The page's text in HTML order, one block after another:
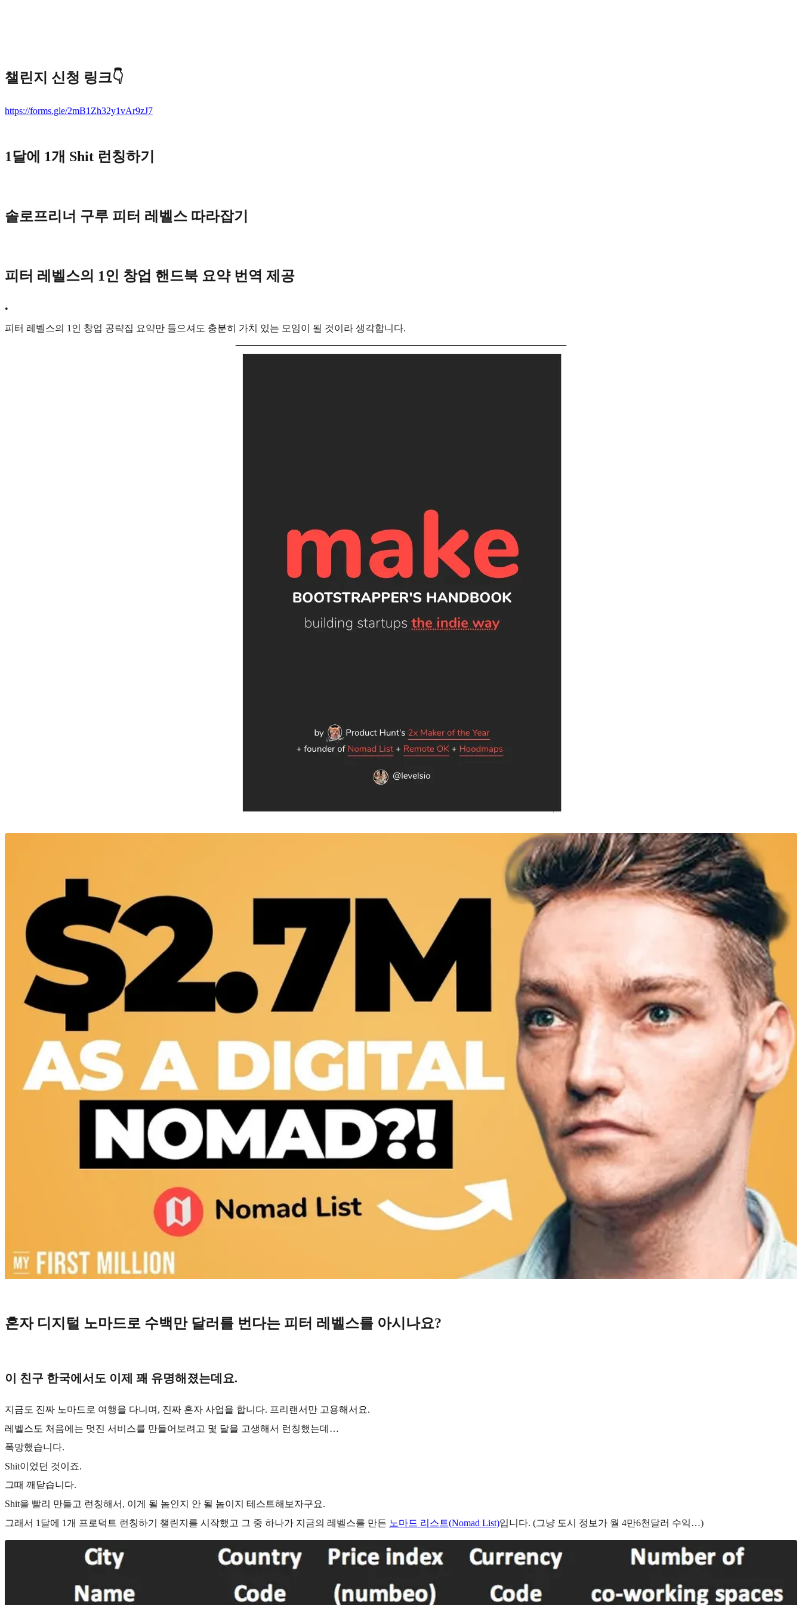
챌린지 신청 링크👇
https://forms.gle/2mB1Zh32y1vAr9zJ7
1달에 1개 Shit 런칭하기
솔로프리너 구루 피터 레벨스 따라잡기
피터 레벨스의 1인 창업 핸드북 요약 번역 제공
•
피터 레벨스의 1인 창업 공략집 요약만 들으셔도 충분히 가치 있는 모임이 될 것이라 생각합니다.
혼자 디지털 노마드로 수백만 달러를 번다는 피터 레벨스를 아시나요?
이 친구 한국에서도 이제 꽤 유명해졌는데요.
지금도 진짜 노마드로 여행을 다니며, 진짜 혼자 사업을 합니다. 프리랜서만 고용해서요.
레벨스도 처음에는 멋진 서비스를 만들어보려고 몇 달을 고생해서 런칭했는데…
폭망했습니다.
Shit이었던 것이죠.
그때 깨닫습니다.
Shit을 빨리 만들고 런칭해서, 이게 될 놈인지 안 될 놈이지 테스트해보자구요.
그래서 1달에 1개 프로덕트 런칭하기 챌린지를 시작했고 그 중 하나가 지금의 레벨스를 만든 노마드 리스트(Nomad List)입니다. (그냥 도시 정보가 월 4만6천달러 수익…)